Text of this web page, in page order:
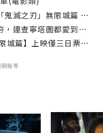
一章 猗窩座再襲】票房突破 7.4 億元
塔圖都愛到加入英語配音！
映僅三日票房飆破1.7億！
報導